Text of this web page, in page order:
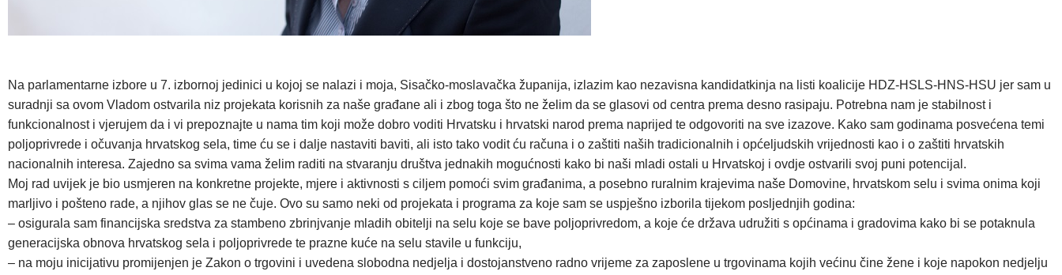
Na parlamentarne izbore u 7. izbornoj jedinici u kojoj se nalazi i moja, Sisačko-moslavačka županija, izlazim kao nezavisna kandidatkinja na listi koalicije HDZ-HSLS-HNS-HSU jer sam u
suradnji sa ovom Vladom ostvarila niz projekata korisnih za naše građane ali i zbog toga što ne želim da se glasovi od centra prema desno rasipaju. Potrebna nam je stabilnost i
funkcionalnost i vjerujem da i vi prepoznajte u nama tim koji može dobro voditi Hrvatsku i hrvatski narod prema naprijed te odgovoriti na sve izazove. Kako sam godinama posvećena temi
poljoprivrede i očuvanja hrvatskog sela, time ću se i dalje nastaviti baviti, ali isto tako vodit ću računa i o zaštiti naših tradicionalnih i općeljudskih vrijednosti kao i o zaštiti hrvatskih
nacionalnih interesa. Zajedno sa svima vama želim raditi na stvaranju društva jednakih mogućnosti kako bi naši mladi ostali u Hrvatskoj i ovdje ostvarili svoj puni potencijal.
Moj rad uvijek je bio usmjeren na konkretne projekte, mjere i aktivnosti s ciljem pomoći svim građanima, a posebno ruralnim krajevima naše Domovine, hrvatskom selu i svima onima koji
marljivo i pošteno rade, a njihov glas se ne čuje. Ovo su samo neki od projekata i programa za koje sam se uspješno izborila tijekom posljednjih godina:
– osigurala sam financijska sredstva za stambeno zbrinjvanje mladih obitelji na selu koje se bave poljoprivredom, a koje će država udružiti s općinama i gradovima kako bi se potaknula
generacijska obnova hrvatskog sela i poljoprivrede te prazne kuće na selu stavile u funkciju,
– na moju inicijativu promijenjen je Zakon o trgovini i uvedena slobodna nedjelja i dostojanstveno radno vrijeme za zaposlene u trgovinama kojih većinu čine žene i koje napokon nedjelju